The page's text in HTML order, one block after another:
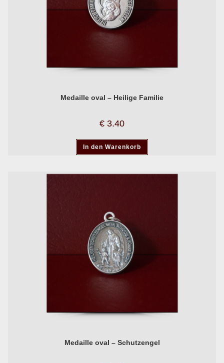
Medaille oval – Heilige Familie
€ 3.40
In den Warenkorb
Medaille oval – Schutzengel